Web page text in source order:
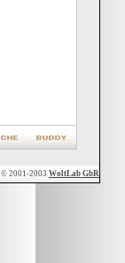
© 2001-2003 WoltLab GbR